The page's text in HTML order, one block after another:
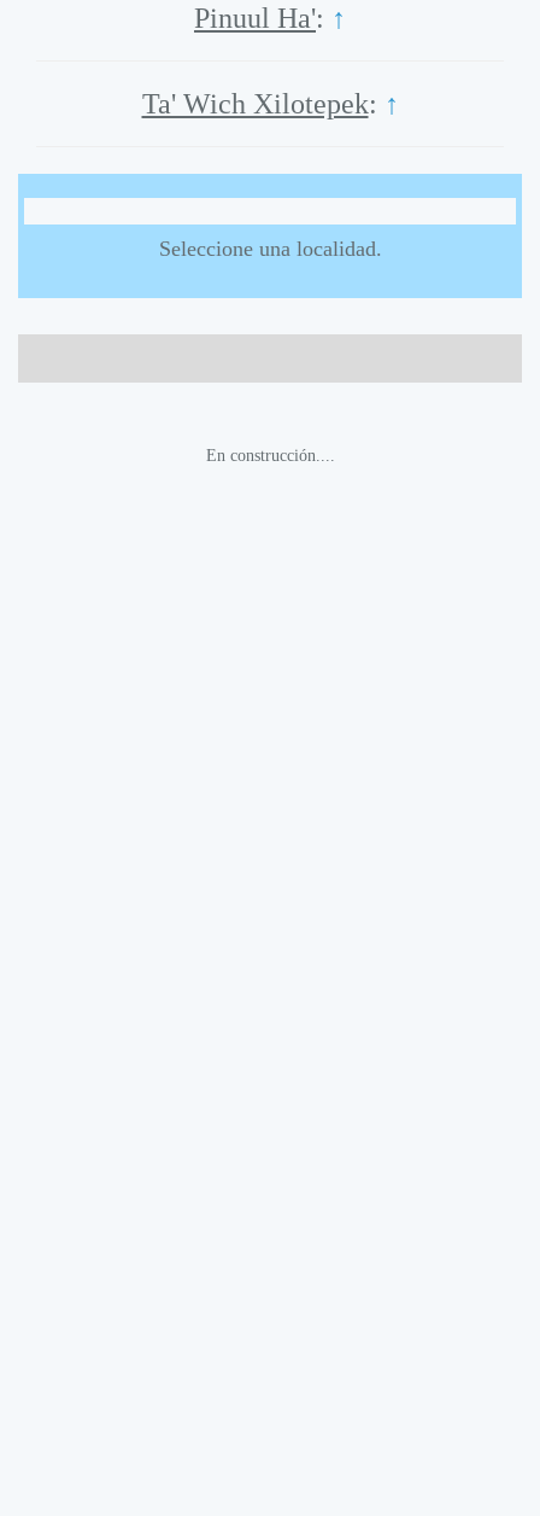
Pinuul Ha': ↑
Ta' Wich Xilotepek: ↑
Seleccione una localidad.
En construcción....